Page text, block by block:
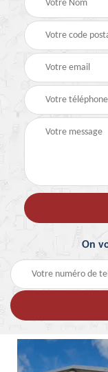
On